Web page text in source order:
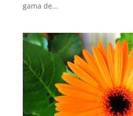
gama de...